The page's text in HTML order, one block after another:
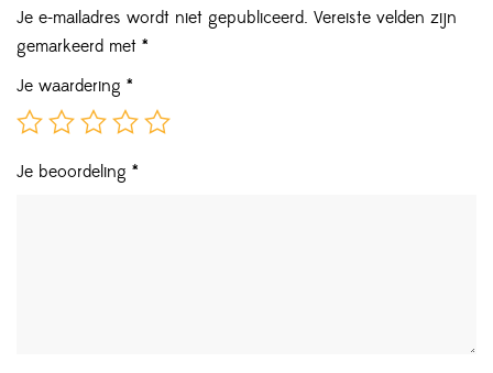
Je e-mailadres wordt niet gepubliceerd. Vereiste velden zijn
gemarkeerd met *
Je waardering *
Je beoordeling *